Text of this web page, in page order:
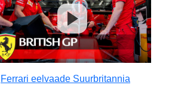
Ferrari eelvaade Suurbritannia